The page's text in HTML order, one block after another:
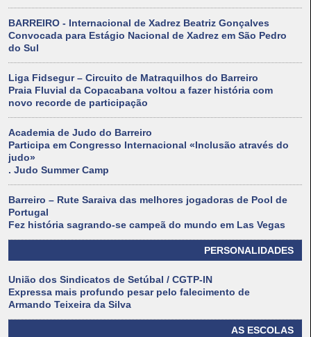
BARREIRO - Internacional de Xadrez Beatriz Gonçalves
Convocada para Estágio Nacional de Xadrez em São Pedro
do Sul
Liga Fidsegur – Circuito de Matraquilhos do Barreiro
Praia Fluvial da Copacabana voltou a fazer história com
novo recorde de participação
Academia de Judo do Barreiro
Participa em Congresso Internacional «Inclusão através do
judo»
. Judo Summer Camp
Barreiro – Rute Saraiva das melhores jogadoras de Pool de
Portugal
Fez história sagrando-se campeã do mundo em Las Vegas
PERSONALIDADES
União dos Sindicatos de Setúbal / CGTP-IN
Expressa mais profundo pesar pelo falecimento de
Armando Teixeira da Silva
AS ESCOLAS